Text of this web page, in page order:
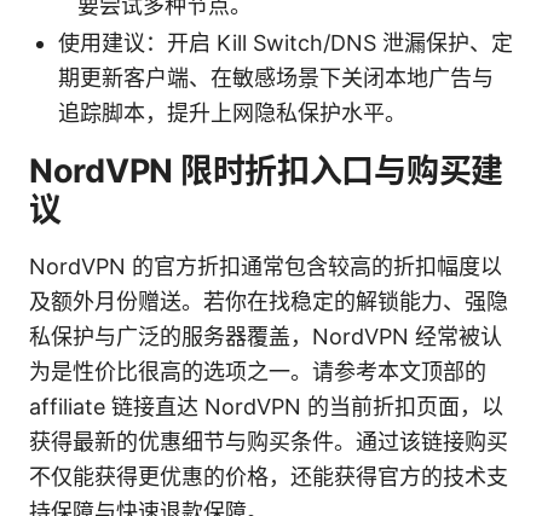
要尝试多种节点。
使用建议：开启 Kill Switch/DNS 泄漏保护、定
期更新客户端、在敏感场景下关闭本地广告与
追踪脚本，提升上网隐私保护水平。
NordVPN 限时折扣入口与购买建
议
NordVPN 的官方折扣通常包含较高的折扣幅度以
及额外月份赠送。若你在找稳定的解锁能力、强隐
私保护与广泛的服务器覆盖，NordVPN 经常被认
为是性价比很高的选项之一。请参考本文顶部的
affiliate 链接直达 NordVPN 的当前折扣页面，以
获得最新的优惠细节与购买条件。通过该链接购买
不仅能获得更优惠的价格，还能获得官方的技术支